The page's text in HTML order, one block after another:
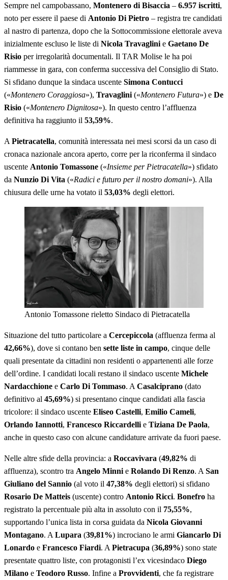
Sempre nel campobassano, Montenero di Bisaccia – 6.957 iscritti,
noto per essere il paese di Antonio Di Pietro – registra tre candidati
al nastro di partenza, dopo che la Sottocommissione elettorale aveva
inizialmente escluso le liste di Nicola Travaglini e Gaetano De
Risio per irregolarità documentali. Il TAR Molise le ha poi
riammesse in gara, con conferma successiva del Consiglio di Stato.
Si sfidano dunque la sindaca uscente Simona Contucci
(«Montenero Coraggiosa»), Travaglini («Montenero Futura») e De
Risio («Montenero Dignitosa»). In questo centro l’affluenza
definitiva ha raggiunto il 53,59%.
A Pietracatella, comunità interessata nei mesi scorsi da un caso di
cronaca nazionale ancora aperto, corre per la riconferma il sindaco
uscente Antonio Tomassone («Insieme per Pietracatella») sfidato
da Nunzio Di Vita («Radici e futuro per il nostro domani»). Alla
chiusura delle urne ha votato il 53,03% degli elettori.
Antonio Tomassone rieletto Sindaco di Pietracatella
Situazione del tutto particolare a Cercepiccola (affluenza ferma al
42,66%), dove si contano ben sette liste in campo, cinque delle
quali presentate da cittadini non residenti o appartenenti alle forze
dell’ordine. I candidati locali restano il sindaco uscente Michele
Nardacchione e Carlo Di Tommaso. A Casalciprano (dato
definitivo al 45,69%) si presentano cinque candidati alla fascia
tricolore: il sindaco uscente Eliseo Castelli, Emilio Cameli,
Orlando Iannotti, Francesco Riccardelli e Tiziana De Paola,
anche in questo caso con alcune candidature arrivate da fuori paese.
Nelle altre sfide della provincia: a Roccavivara (49,82% di
affluenza), scontro tra Angelo Minni e Rolando Di Renzo. A San
Giuliano del Sannio (al voto il 47,38% degli elettori) si sfidano
Rosario De Matteis (uscente) contro Antonio Ricci. Bonefro ha
registrato la percentuale più alta in assoluto con il 75,55%,
supportando l’unica lista in corsa guidata da Nicola Giovanni
Montagano. A Lupara (39,81%) incrociano le armi Giancarlo Di
Lonardo e Francesco Fiardi. A Pietracupa (36,89%) sono state
presentate quattro liste, con protagonisti l’ex vicesindaco Diego
Milano e Teodoro Russo. Infine a Provvidenti, che fa registrare